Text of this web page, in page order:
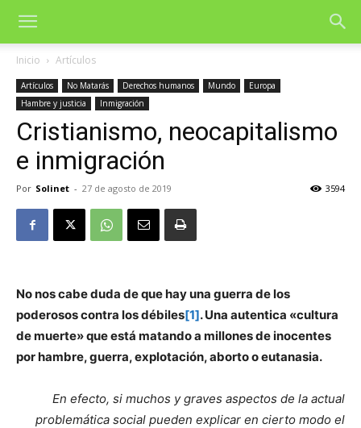
Inicio Artículos
Artículos No Matarás Derechos humanos Mundo
Europa
Hambre y justicia
Inmigración
Cristianismo, neocapitalismo
e inmigración
Por Solinet - 27 de agosto de 2019 3594
No nos cabe duda de que hay una guerra de los
poderosos contra los débiles[1]. Una autentica «cultura
de muerte» que está matando a millones de inocentes
por hambre, guerra, explotación, aborto o eutanasia.
En efecto, si muchos y graves aspectos de la actual
problemática social pueden explicar en cierto modo el